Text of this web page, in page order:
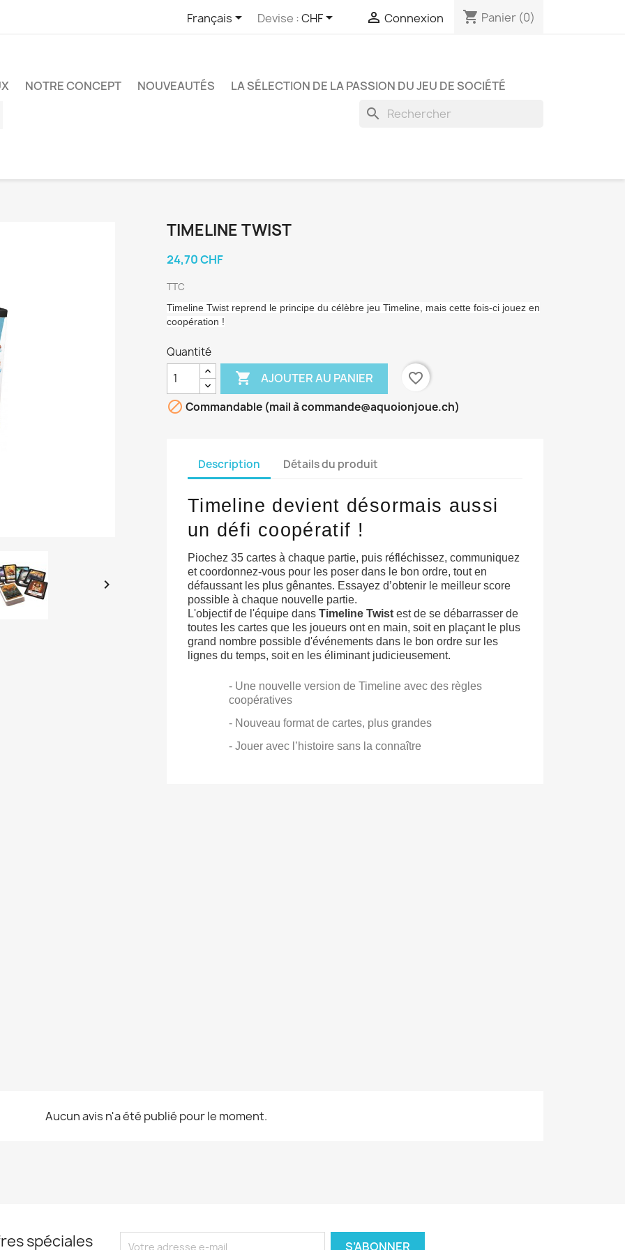
Français Devise :CHF  Connexion shopping_cart Panier (0)
NOTRE CONCEPT NOUVEAUTÉS LA SÉLECTION DE LA PASSION DU JEU DE SOCIÉTÉ
search

TIMELINE TWIST
24,70 CHF
TTC
Timeline Twist reprend le principe du célèbre jeu Timeline, mais cette fois-ci jouez en
coopération !
Quantité
 AJOUTER AU PANIER
favorite_border
 Commandable (mail à commande@aquoionjoue.ch)
Description Détails du produit
Timeline devient désormais aussi
un défi coopératif !
Piochez 35 cartes à chaque partie, puis réfléchissez, communiquez
et coordonnez-vous pour les poser dans le bon ordre, tout en
défaussant les plus gênantes. Essayez d’obtenir le meilleur score
possible à chaque nouvelle partie.
L'objectif de l'équipe dans Timeline Twist est de se débarrasser de
toutes les cartes que les joueurs ont en main, soit en plaçant le plus
grand nombre possible d'événements dans le bon ordre sur les
lignes du temps, soit en les éliminant judicieusement.
- Une nouvelle version de Timeline avec des règles
coopératives
- Nouveau format de cartes, plus grandes
- Jouer avec l’histoire sans la connaître
Aucun avis n'a été publié pour le moment.
spéciales